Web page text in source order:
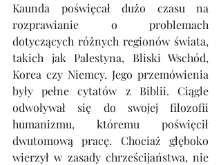
Kaunda poświęcał dużo czasu na
rozprawianie o problemach
dotyczących różnych regionów świata,
takich jak Palestyna, Bliski Wschód,
Korea czy Niemcy. Jego przemówienia
były pełne cytatów z Biblii. Ciągle
odwoływał się do swojej filozofii
humanizmu, któremu poświęcił
dwutomową pracę. Chociaż głęboko
wierzył w zasady chrześcijaństwa, nie